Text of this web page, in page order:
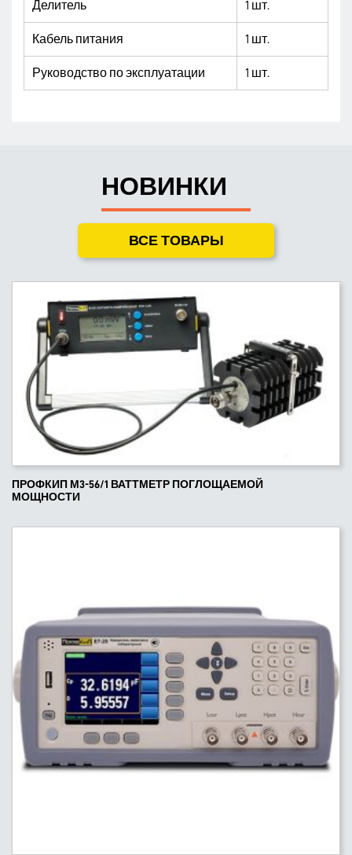
Делитель 1 шт.
Кабель питания 1 шт.
Руководство по эксплуатации 1 шт.
НОВИНКИ
ВСЕ ТОВАРЫ
ПРОФКИП М3-56/1 ВАТТМЕТР ПОГЛОЩАЕМОЙ
МОЩНОСТИ